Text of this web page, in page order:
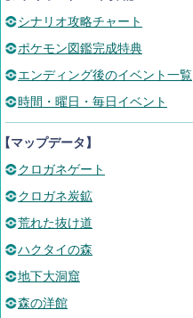
シナリオ攻略チャート
ポケモン図鑑完成特典
エンディング後のイベント一覧
時間・曜日・毎日イベント
マップデータ】
クロガネゲート
クロガネ炭鉱
荒れた抜け道
ハクタイの森
地下大洞窟
森の洋館